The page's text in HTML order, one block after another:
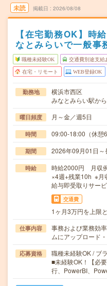
未読 掲載日 2026/08/08
【在宅勤務OK】時
なとみらいで一般事
職種未経験OK 交通費別途支給
在宅・リモート WEB登録OK
勤務地
横浜市西区
みなとみらい駅か
曜日頻度 月～金／週5日
時間 09:00-18:00（休憩
期間 2026年09月01日
時給
時給2000円 月収
×4週+残業10h ※月
給与即受取りサー
交通費
1ヶ月3万円を上限
仕事内容
事務および業務効
ムにアップロード
応募資格
職種未経験OK / ブ
■未経験OK！【必
行、PowerBI、